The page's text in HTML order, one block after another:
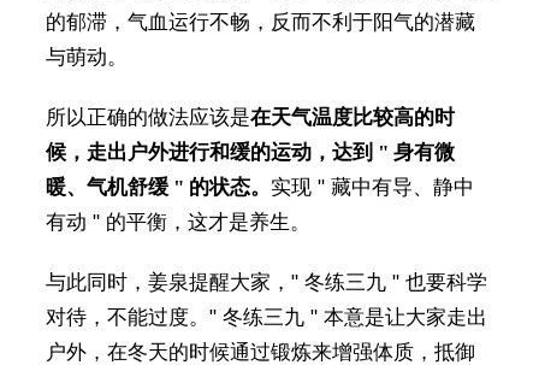
的郁滞，气血运行不畅，反而不利于阳气的潜藏
与萌动。
所以正确的做法应该是在天气温度比较高的时
候，走出户外进行和缓的运动，达到 " 身有微
暖、气机舒缓 " 的状态。 实现 " 藏中有导、静中
有动 " 的平衡，这才是养生。
与此同时，姜泉提醒大家，" 冬练三九 " 也要科学
对待，不能过度。" 冬练三九 " 本意是让大家走出
户外，在冬天的时候通过锻炼来增强体质，抵御